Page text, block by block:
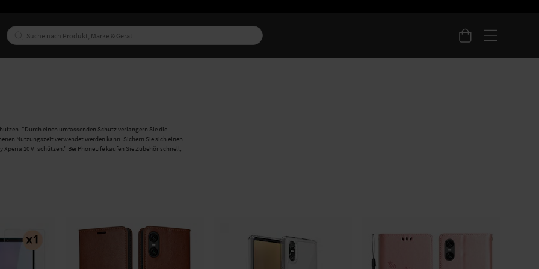
"Durch einen umfassenden Schutz verlängern Sie die
Nutzungszeit verwendet werden kann. Sichern Sie sich einen
10 VI schützen." Bei PhoneLife kaufen Sie Zubehör schnell,
haben die Möglichkeit, Ihr Telefon zu personalisieren. Entdecken
in Betracht ziehen.
Handyhülle mit Geldbörse. Ganz gleich, ob Sie eine Handy-
Sie fündig. Wenn Sie nach einer Lösung suchen, die es Ihnen
empfehlen wir unsere Cover mit abnehmbarem magnetischem